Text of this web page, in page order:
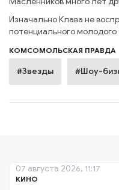
Изначально Клава не
потенциального молодого
КОМСОМОЛЬСКАЯ ПРАВДА
#Звезды #Шоу-
КИНО
07 августа 2026, 11:17